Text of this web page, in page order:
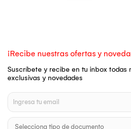
¡Recibe nuestras ofertas y
Suscríbete y recibe en tu inbox todas
exclusivas y novedades